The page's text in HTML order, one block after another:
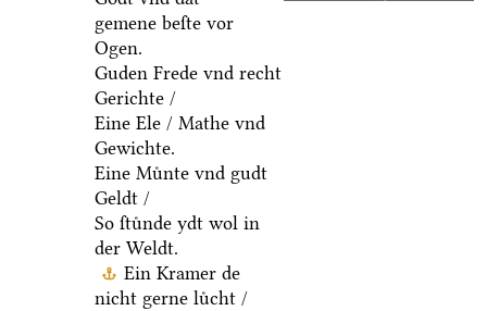
gemene beſte vor
Ogen.
Guden Frede vnd recht
Gerichte /
Eine Ele / Mathe vnd
Gewichte.
Eine Muͤnte vnd gudt
Geldt /
So ſtuͤnde ydt wol in
der Weldt.
Ein Kramer de
nicht gerne luͤcht /